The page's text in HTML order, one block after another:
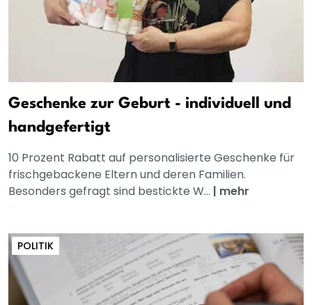
Geschenke zur Geburt - individuell und
handgefertigt
10 Prozent Rabatt auf personalisierte Geschenke für
frischgebackene Eltern und deren Familien.
Besonders gefragt sind bestickte W... | mehr
POLITIK